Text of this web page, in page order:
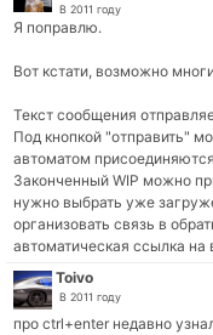
В 2011 году
Я поправлю.
Вот кстати, возможно
Текст сообщения
Под кнопкой "отправить"
автоматом
Законченный WIP можно
нужно выбрать уже
организовать связь в
автоматическая ссылка на
Toivo
В 2011 году
про ctrl+enter недавно